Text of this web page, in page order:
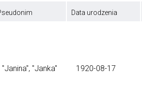
Data urodzenia
"Janina", "Janka" 1920-08-17